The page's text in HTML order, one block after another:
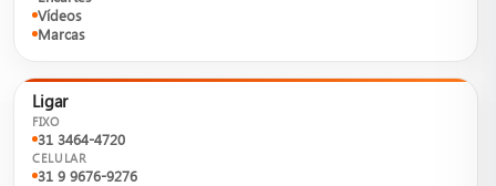
Vídeos
Marcas
Ligar
FIXO
31 3464-4720
CELULAR
31 9 9676-9276